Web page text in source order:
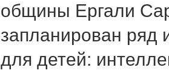
общины Ергали
запланирован ряд
для детей: